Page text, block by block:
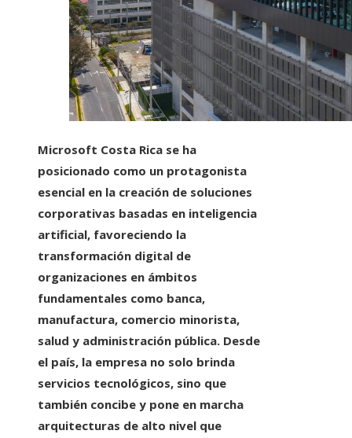
Microsoft Costa Rica se ha
posicionado como un protagonista
esencial en la creación de soluciones
corporativas basadas en inteligencia
artificial, favoreciendo la
transformación digital de
organizaciones en ámbitos
fundamentales como banca,
manufactura, comercio minorista,
salud y administración pública. Desde
el país, la empresa no solo brinda
servicios tecnológicos, sino que
también concibe y pone en marcha
arquitecturas de alto nivel que